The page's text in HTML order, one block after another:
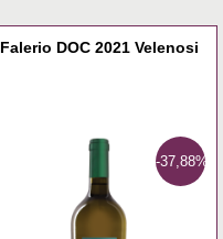
Falerio DOC 2021 Velenosi
-37,88%